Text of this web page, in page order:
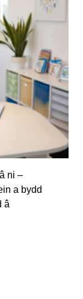
ni –
a bydd
â